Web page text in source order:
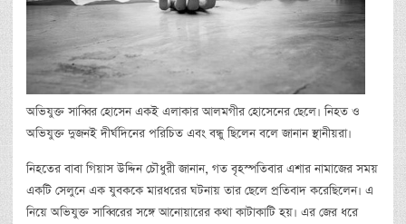
অভিযুক্ত সাব্বির হোসেন একই এলাকার আলমগীর হোসেনের ছেলে। নিহত ও
অভিযুক্ত দুজনই দীর্ঘদিনের পরিচিত এবং বন্ধু ছিলেন বলে জানান স্থানীয়রা।
নিহতের বাবা গিয়াস উদ্দিন চৌধুরী জানান, গত বৃহস্পতিবার এশার নামাজের সময়
একটি সেলুনে এক যুবককে মারধরের ঘটনায় তার ছেলে প্রতিবাদ করেছিলেন। এ
নিয়ে অভিযুক্ত সাব্বিরের সঙ্গে আনোয়ারের কথা কাটাকাটি হয়। এর জের ধরে